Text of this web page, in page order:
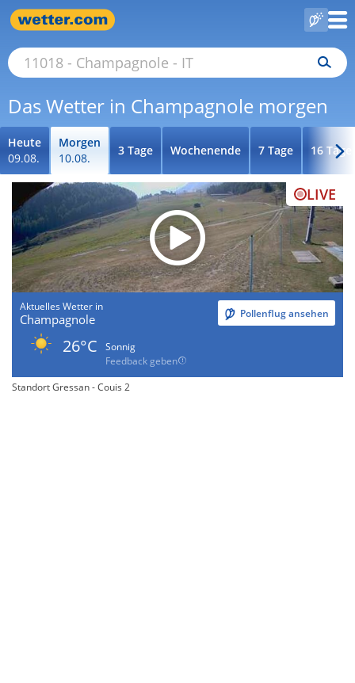
Das Wetter in Champagnole morgen
Heute
09.08.
Morgen
10.08.
3 Tage Wochenende 7 Tage 16 Tage
LIVE
Aktuelles Wetter in
Champagnole Pollenflug ansehen
26°C
Sonnig
Feedback geben
Standort Gressan - Couis 2